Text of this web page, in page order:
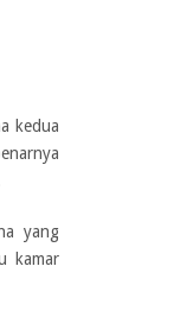
kedua
yang
kamar